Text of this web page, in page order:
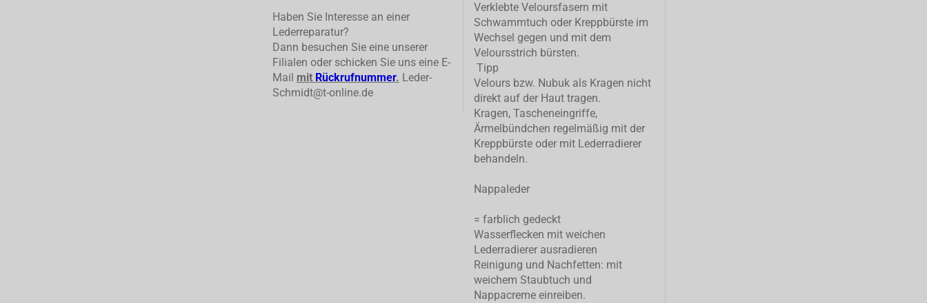
Haben Sie Interesse an einer
Lederreparatur?
Dann besuchen Sie eine unserer
Filialen oder schicken Sie uns eine E-
Mail mit Rückrufnummer. Leder-
Schmidt@t-online.de
Verklebte Veloursfasern mit
Schwammtuch oder Kreppbürste im
Wechsel gegen und mit dem
Veloursstrich bürsten.
Tipp
Velours bzw. Nubuk als Kragen nicht
direkt auf der Haut tragen.
Kragen, Tascheneingriffe,
Ärmelbündchen regelmäßig mit der
Kreppbürste oder mit Lederradierer
behandeln.
Nappaleder
= farblich gedeckt
Wasserflecken mit weichen
Lederradierer ausradieren
Reinigung und Nachfetten: mit
weichem Staubtuch und
Nappacreme einreiben.